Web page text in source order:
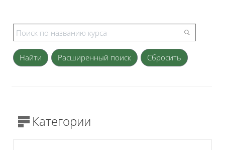
Расширенный поиск
Категории